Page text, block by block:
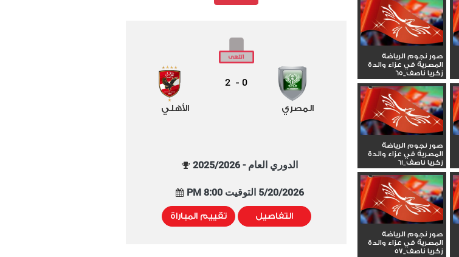
صور نجوم الرياضة
المصرية في عزاء والدة
زكريا ناصف_65
صور نجوم الرياضة
المصرية في عزاء والدة
زكريا ناصف_61
صور نجوم الرياضة
المصرية في عزاء والدة
زكريا ناصف_57
المصري
0
-
2
الأهلي
الدوري العام - 2025/2026
5/20/2026 التوقيت 8:00 PM
التفاصيل تقييم المباراة